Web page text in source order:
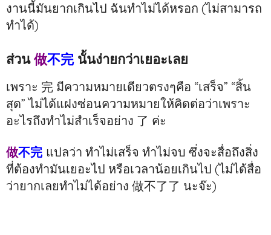
งานนี้มันยากเกินไป ฉันทำไม่ได้หรอก (ไม่สามารถ
ทำได้)
ส่วน做不完นั้นง่ายกว่าเยอะเลย
เพราะ 完 มีความหมายเดียวตรงๆคือ “เสร็จ” “สิ้น
สุด” ไม่ได้แฝงซ่อนความหมายให้คิดต่อว่าเพราะ
อะไรถึงทำไม่สำเร็จอย่าง 了 ค่ะ
做不完 แปลว่า ทำไม่เสร็จ ทำไม่จบ ซึ่งจะสื่อถึงสิ่ง
ที่ต้องทำมันเยอะไป หรือเวลาน้อยเกินไป (ไม่ได้สื่อ
ว่ายากเลยทำไม่ได้อย่าง 做不了了 นะจ๊ะ)